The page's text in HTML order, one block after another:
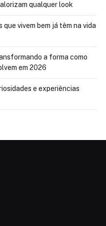
qualquer look
vivem bem já têm na vida
a forma como
em 2026
e experiências